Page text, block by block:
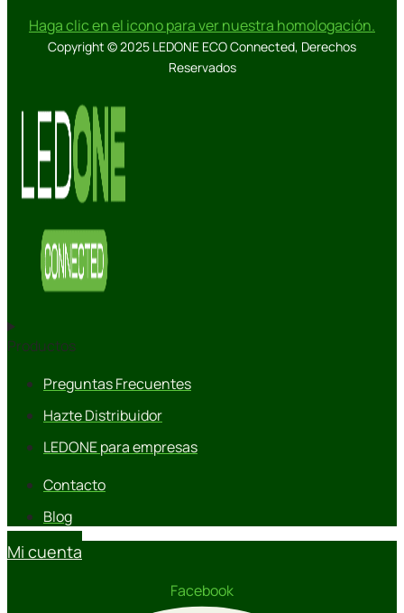
Haga clic en el icono para ver nuestra homologación.
Copyright © 2025 LEDONE ECO Connected, Derechos
Reservados
Productos
Preguntas Frecuentes
Hazte Distribuidor
LEDONE para empresas
Contacto
Blog
Mi cuenta
Facebook